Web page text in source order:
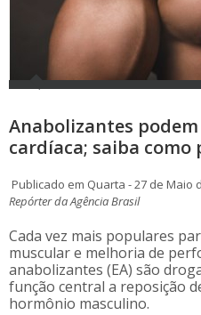
Anabolizantes
cardíaca; saiba como
Publicado em Quarta - 27 de Maio
Repórter da Agência Brasil
Cada vez mais populares
muscular e melhoria de
anabolizantes (EA) são
função central a reposição
hormônio masculino.